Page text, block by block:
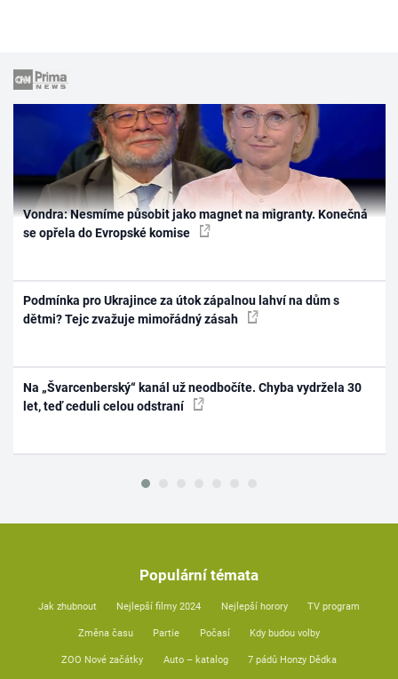
Vondra: Nesmíme působit jako magnet na migranty. Konečná
se opřela do Evropské komise
Podmínka pro Ukrajince za útok zápalnou lahví na dům s
dětmi? Tejc zvažuje mimořádný zásah
Na „Švarcenberský“ kanál už neodbočíte. Chyba vydržela 30
let, teď ceduli celou odstraní
Populární témata
Jak zhubnout Nejlepší filmy 2024 Nejlepší horory TV program
Změna času Partie Počasí Kdy budou volby
ZOO Nové začátky Auto – katalog 7 pádů Honzy Dědka